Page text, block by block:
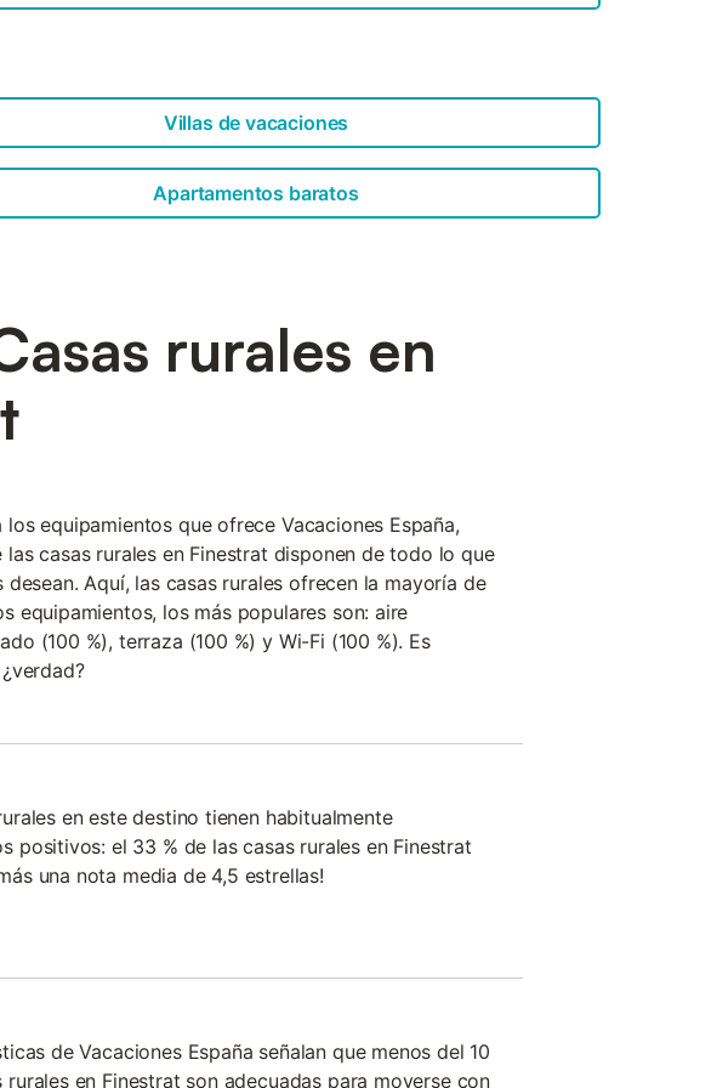
Villas de vacaciones
Apartamentos baratos
rurales en
los equipamientos que ofrece Vacaciones España,
las casas rurales en Finestrat disponen de todo lo que
desean. Aquí, las casas rurales ofrecen la mayoría de
equipamientos, los más populares son: aire
(100 %), terraza (100 %) y Wi-Fi (100 %). Es
en este destino tienen habitualmente
positivos: el 33 % de las casas rurales en Finestrat
una nota media de 4,5 estrellas!
de Vacaciones España señalan que menos del 10
rurales en Finestrat son adecuadas para moverse con